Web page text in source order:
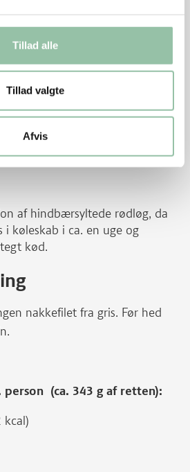
Tillad alle
Tillad valgte
Afvis
sammen og smag
Kom evt. salaten i en
bolle sammen med
af hindbærsyltede rødløg, da
i køleskab i ca. en uge og
kød.
nakkefilet fra gris. Før hed
(ca. 343 g af retten):
kcal)